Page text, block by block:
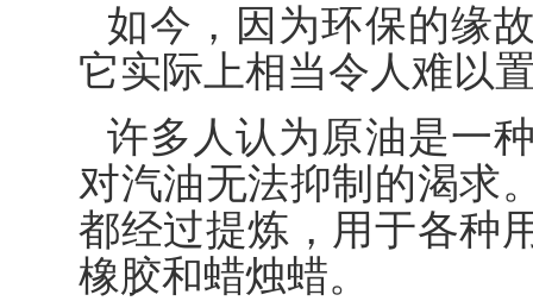
如今，因为环保的缘
它实际上相当令人难以
许多人认为原油是一
对汽油无法抑制的渴求
都经过提炼，用于各种
橡胶和蜡烛蜡。